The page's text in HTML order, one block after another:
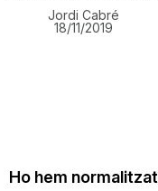
Jordi Cabré
18/11/2019
Ho hem normalitzat